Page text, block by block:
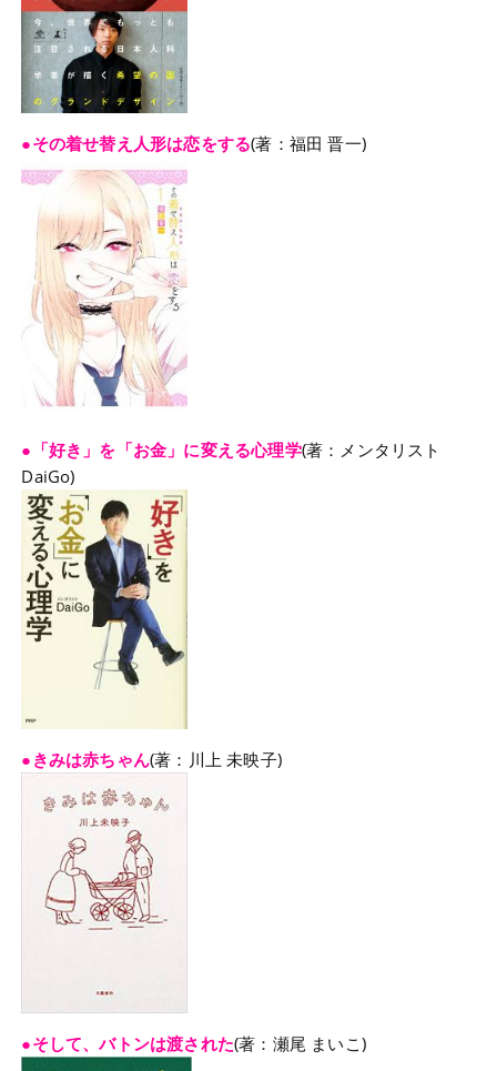
●その着せ替え人形は恋をする(著：福田 晋一)
●「好き」を「お金」に変える心理学(著：メンタリスト
DaiGo)
●きみは赤ちゃん(著：川上 未映子)
●そして、バトンは渡された(著：瀬尾 まいこ)